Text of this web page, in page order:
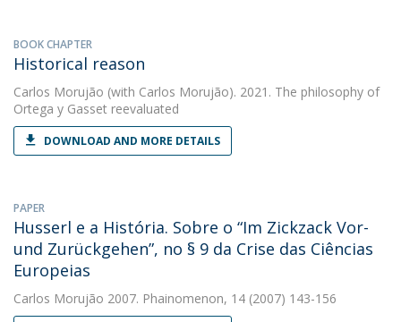
BOOK CHAPTER
Historical reason
Carlos Morujão (with Carlos Morujão). 2021. The philosophy of
Ortega y Gasset reevaluated
DOWNLOAD AND MORE DETAILS
PAPER
Husserl e a História. Sobre o “Im Zickzack Vor-
und Zurückgehen”, no § 9 da Crise das Ciências
Europeias
Carlos Morujão 2007. Phainomenon, 14 (2007) 143-156